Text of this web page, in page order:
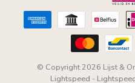
© Copyright 2026 Lijst &
Lightspeed -